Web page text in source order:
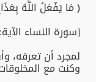
﴿ مَا يَفْعَلُ اللَّهُ
[سورة النساء الآية:147]
لمجرد أن
وكنت مع